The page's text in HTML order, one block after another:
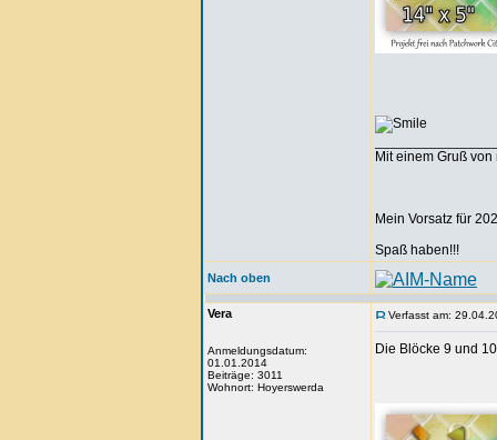
Mit einem Gruß von
Mein Vorsatz für
Spaß haben!!!
Nach oben
Vera
Anmeldungsdatum:
01.01.2014
Beiträge: 3011
Wohnort: Hoyerswerda
Verfasst am:
Die Blöcke 9 und 10